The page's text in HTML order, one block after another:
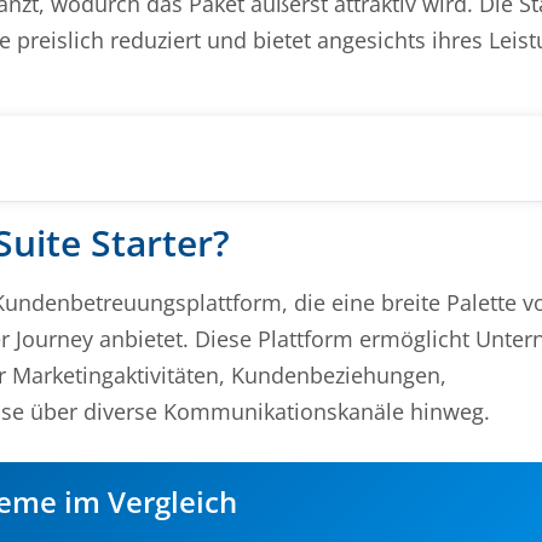
preislich reduziert und bietet angesichts ihres
Starter?
die eine breite Palette
Journey anbietet. Diese Plattform ermöglicht
Kundenbeziehungen,
über diverse Kommunikationskanäle hinweg.
im Vergleich